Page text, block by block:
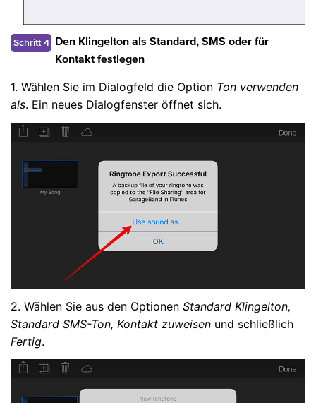
Schritt 4
Den Klingelton als Standard, SMS oder für
Kontakt festlegen
1. Wählen Sie im Dialogfeld die Option Ton verwenden
als. Ein neues Dialogfenster öffnet sich.
2. Wählen Sie aus den Optionen Standard Klingelton,
Standard SMS-Ton, Kontakt zuweisen und schließlich
Fertig.